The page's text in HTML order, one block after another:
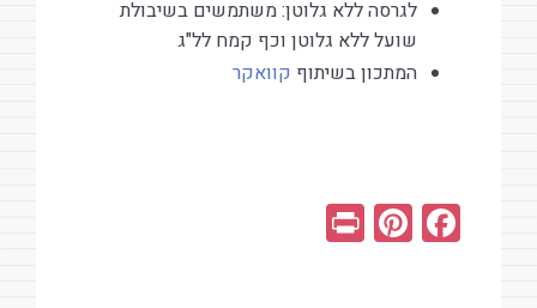
לגרסה ללא גלוטן: משתמשים בשיבולת
שועל ללא גלוטן וכף קמח לל"ג
המתכון בשיתוף קוואקר
F
a
Pi
nt